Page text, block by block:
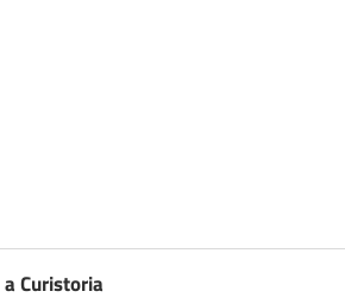
Curistoria